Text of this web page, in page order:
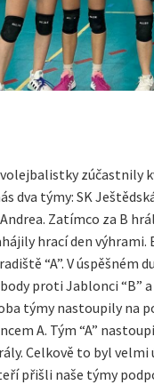
volejbalistky
dva týmy: SK
Zatímco za B
hrací den výhrami.
“A”. V úspěšném
proti Jablonci “B”
týmy nastoupily na
A. Tým “A”
Celkově to byl velmi
přišli naše týmy